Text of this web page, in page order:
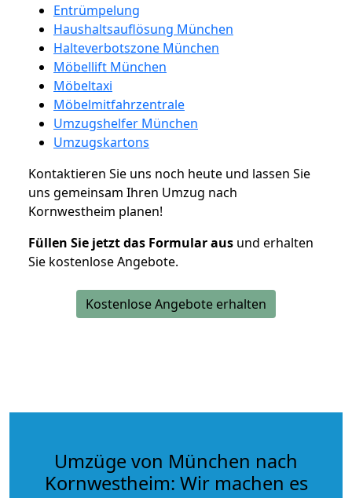
Entrümpelung
Haushaltsauflösung München
Halteverbotszone München
Möbellift München
Möbeltaxi
Möbelmitfahrzentrale
Umzugshelfer München
Umzugskartons
Kontaktieren Sie uns noch heute und lassen Sie
uns gemeinsam Ihren Umzug nach
Kornwestheim planen!
Füllen Sie jetzt das Formular aus und erhalten
Sie kostenlose Angebote.
Kostenlose Angebote erhalten
Umzüge von München nach
Kornwestheim: Wir machen es